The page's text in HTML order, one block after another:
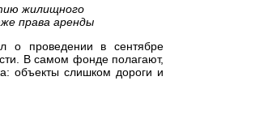
жилищного
права аренды
о проведении в сентябре
В самом фонде полагают,
объекты слишком дороги и